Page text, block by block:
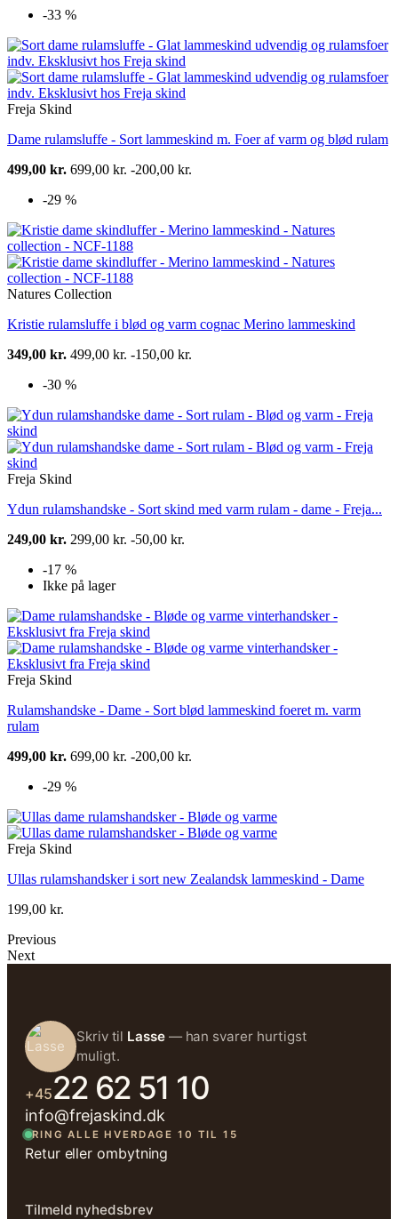
-33 %
Freja Skind
Dame rulamsluffe - Sort lammeskind m. Foer af varm og blød rulam
499,00 kr. 699,00 kr. -200,00 kr.
-29 %
Natures Collection
Kristie rulamsluffe i blød og varm cognac Merino lammeskind
349,00 kr. 499,00 kr. -150,00 kr.
-30 %
Freja Skind
Ydun rulamshandske - Sort skind med varm rulam - dame - Freja...
249,00 kr. 299,00 kr. -50,00 kr.
-17 %
Ikke på lager
Freja Skind
Rulamshandske - Dame - Sort blød lammeskind foeret m. varm
rulam
499,00 kr. 699,00 kr. -200,00 kr.
-29 %
Freja Skind
Ullas rulamshandsker i sort new Zealandsk lammeskind - Dame
199,00 kr.
Previous
Next
Skriv til Lasse— han svarer hurtigst
muligt.
+4522 62 51 10
info@frejaskind.dk
RING ALLE HVERDAGE 10 TIL 15
Retur eller ombytning
Tilmeld nyhedsbrev